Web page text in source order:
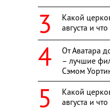
Какой
августа и
От Аватара
– лучшие
Сэмом
Какой
августа и